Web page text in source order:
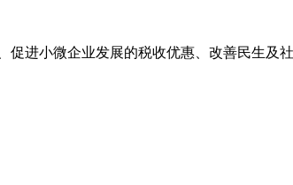
进小微企业发展的税收优惠、改善民生